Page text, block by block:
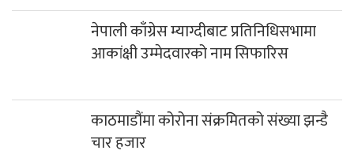
नेपाली काँग्रेस म्याग्दीबाट प्रतिनिधिसभामा
आकांक्षी उम्मेदवारको नाम सिफारिस
काठमाडौंमा कोरोना संक्रमितको संख्या झन्डै
चार हजार